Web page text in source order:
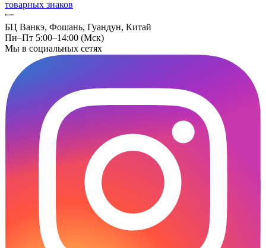
товарных знаков
БЦ Ванкэ, Фошань, Гуандун, Китай
Пн–Пт 5:00–14:00 (Мск)
Мы в социальных сетях